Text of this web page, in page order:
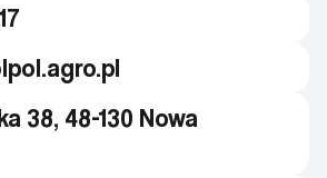
38, 48-130 Nowa